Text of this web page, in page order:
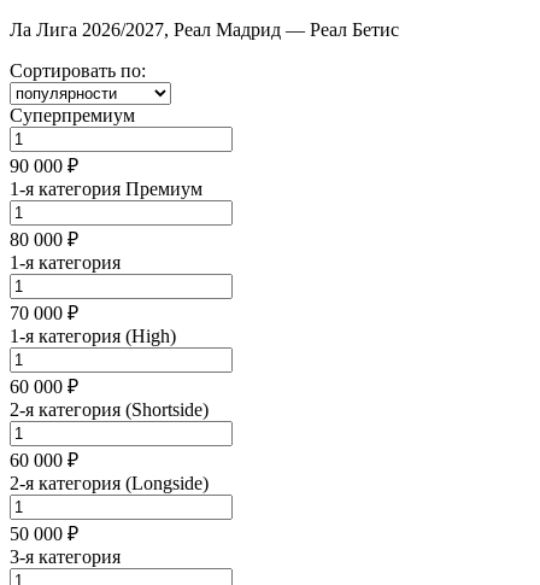
Ла Лига 2026/2027, Реал Мадрид — Реал Бетис
Сортировать по:
Суперпремиум
90 000 ₽
1-я категория Премиум
80 000 ₽
1-я категория
70 000 ₽
1-я категория (High)
60 000 ₽
2-я категория (Shortside)
60 000 ₽
2-я категория (Longside)
50 000 ₽
3-я категория